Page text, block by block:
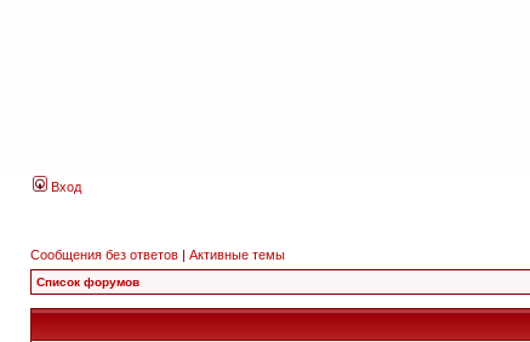
Вход
Сообщения без ответов | Активные темы
Список форумов